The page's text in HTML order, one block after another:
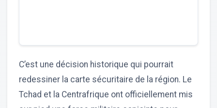
C’est une décision historique qui pourrait
redessiner la carte sécuritaire de la région. Le
Tchad et la Centrafrique ont officiellement mis